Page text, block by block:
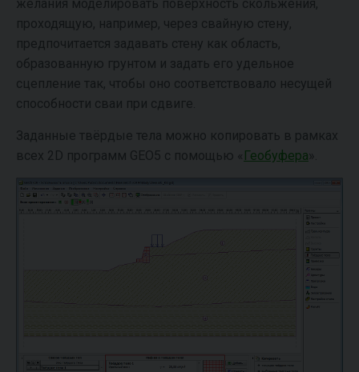
желания моделировать поверхность скольжения,
проходящую, например, через свайную стену,
предпочитается задавать стену как область,
образованную грунтом и задать его удельное
сцепление так, чтобы оно соответствовало несущей
способности сваи при сдвиге.
Заданные твёрдые тела можно копировать в рамках
всех 2D программ GEO5 с помощью « Геобуфера ».